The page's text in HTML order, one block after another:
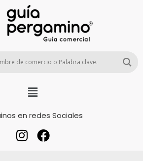
en redes Sociales